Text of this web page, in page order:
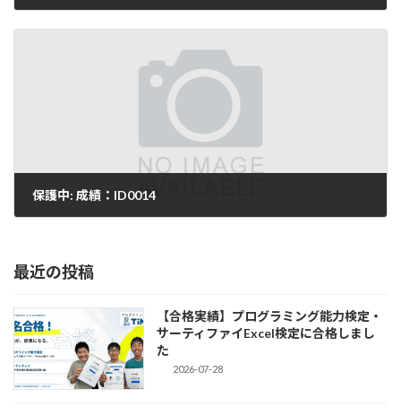
保護中: 成績：ID0014
最近の投稿
【合格実績】プログラミング能力検定・
サーティファイExcel検定に合格しまし
た
2026-07-28